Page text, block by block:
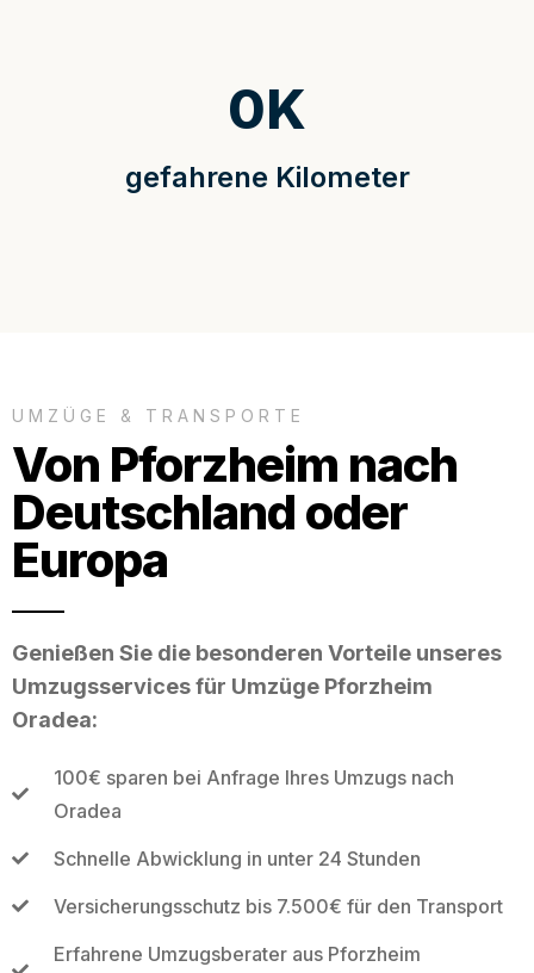
gefahrene Kilometer
0K
UMZÜGE & TRANSPORTE
Von Pforzheim nach
Deutschland oder
Europa
Genießen Sie die besonderen Vorteile unseres
Umzugsservices für Umzüge Pforzheim
Oradea:
100€ sparen bei Anfrage Ihres Umzugs nach
Oradea
Schnelle Abwicklung in unter 24 Stunden
Versicherungsschutz bis 7.500€ für den Transport
Erfahrene Umzugsberater aus Pforzheim